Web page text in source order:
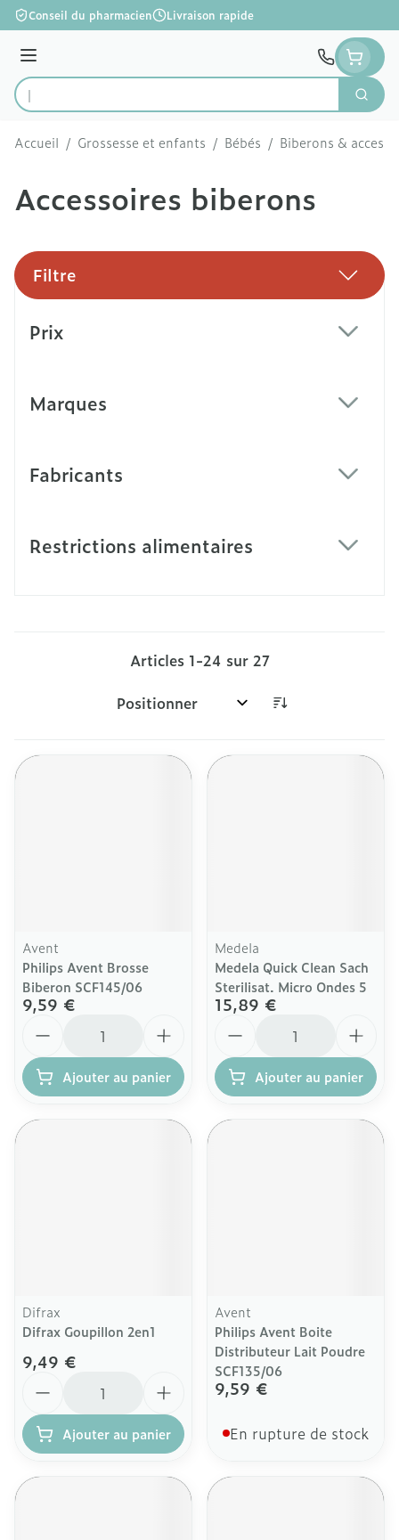
Aller au contenu
Conseil du pharmacien Livraison rapide
Menu
Rechercher
Accueil / Grossesse et enfants / Bébés / Biberons &
Accessoires biberons
Filtre
Prix
Marques
Fabricants
Restrictions alimentaires
Articles 1-24 sur 27
Trier par:
Avent
Philips Avent Brosse
Biberon SCF145/06
9,59 €
Ajouter au panier
Medela
Medela Quick Clean Sach
Sterilisat. Micro Ondes 5
15,89 €
Ajouter au panier
Difrax
Difrax Goupillon 2en1
9,49 €
Ajouter au panier
Avent
Philips Avent Boite
Distributeur Lait Poudre
SCF135/06
9,59 €
En rupture de stock